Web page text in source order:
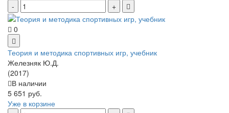
0
Теория и методика спортивных игр, учебник
Железняк Ю.Д.
(2017)
В наличии
5 651 руб.
Уже в корзине